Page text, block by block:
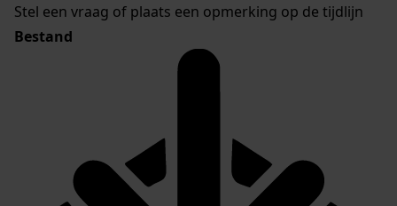
Stel een vraag of plaats een opmerking op de tijdlijn
Bestand